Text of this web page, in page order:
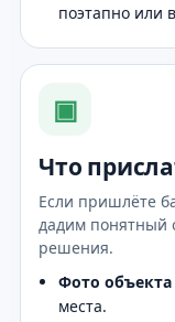
поэтапно или
▣
Что
Если пришлёте
дадим понятный
решения.
Фото объекта
места.